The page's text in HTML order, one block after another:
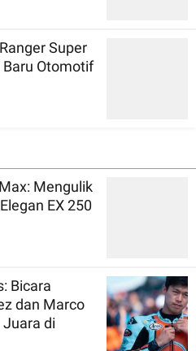
Super
Baru Otomotif
Mengulik
EX 250
Bicara
dan Marco
di